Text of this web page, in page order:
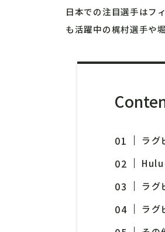
日本での注目選手はフ
も活躍中の梶村選手や
ラグ
Hulu
ラグ
ラグ